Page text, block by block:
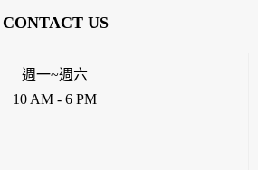
CONTACT US
週一~週六
10 AM - 6 PM